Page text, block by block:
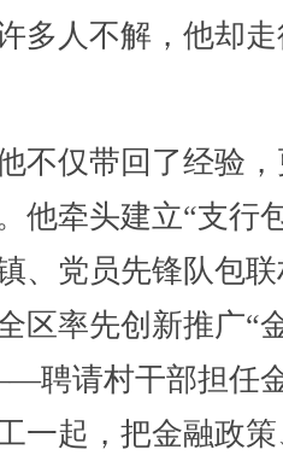
多人不解，他却
仅带回了经验，
他牵头建立“支行
、党员先锋队包联
区率先创新推广“
聘请村干部担任
一起，把金融政